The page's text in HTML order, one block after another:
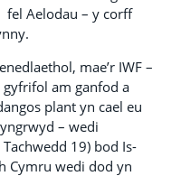
fel Aelodau – y corff
mae’r IWF –
gyfrifol am ganfod a
plant yn cael eu
– wedi
19) bod Is-
Cymru wedi dod yn